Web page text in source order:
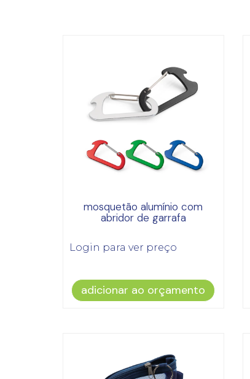
mosquetão alumínio com
abridor de garrafa
Login para ver preço
adicionar ao orçamento